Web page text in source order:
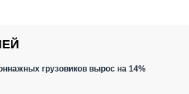
грузовиков вырос на 14%